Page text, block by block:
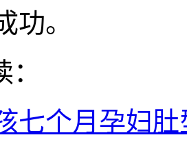
功。
七个月孕妇